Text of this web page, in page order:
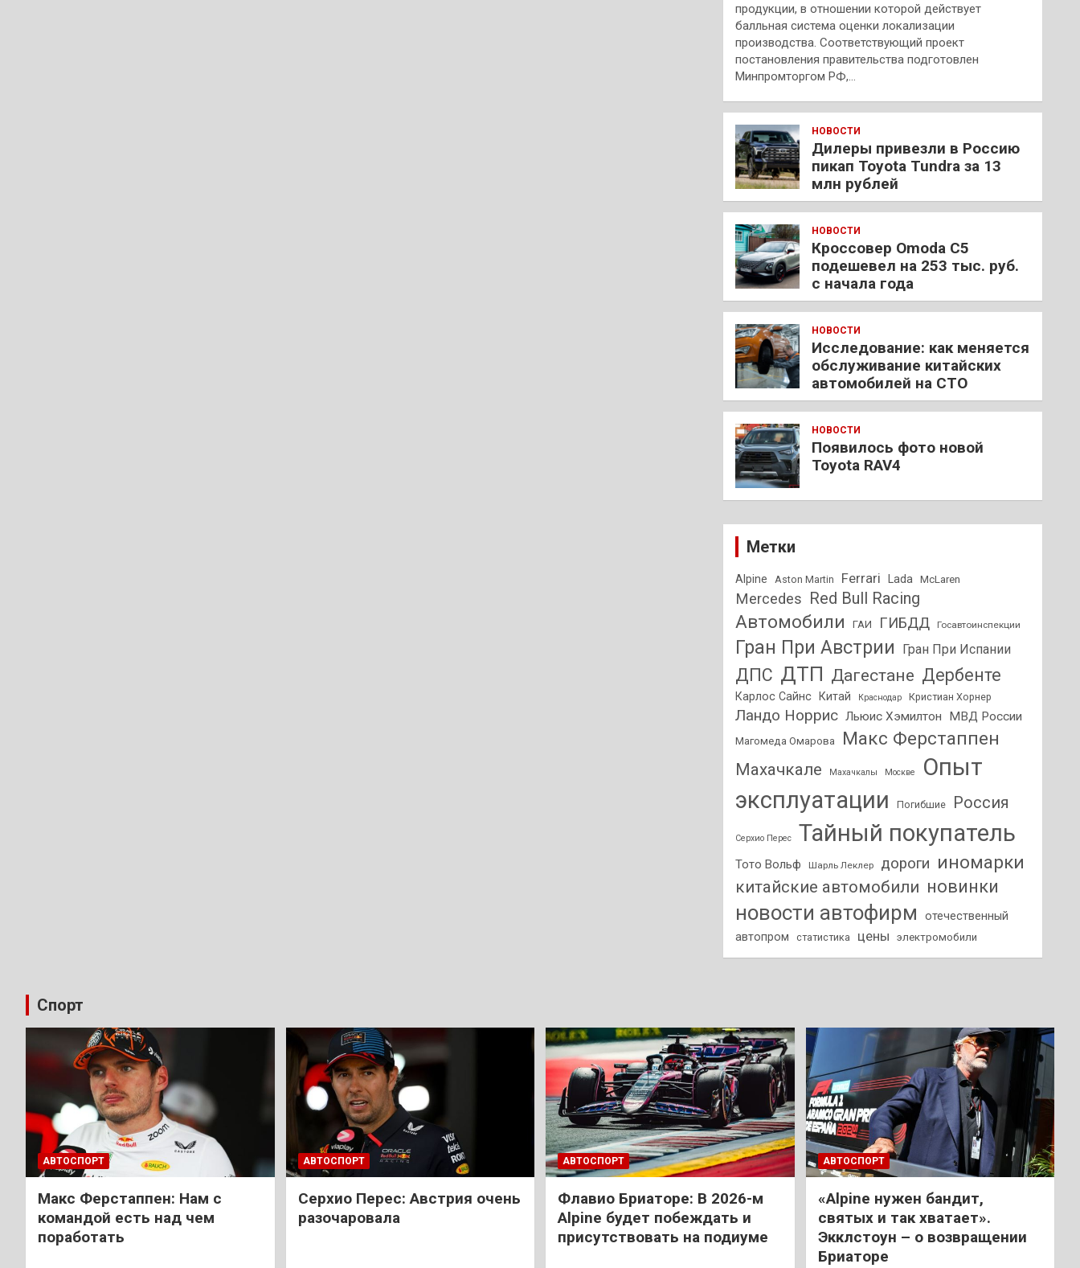
продукции, в отношении которой действует
балльная система оценки локализации
производства. Соответствующий проект
постановления правительства подготовлен
Минпромторгом РФ,…
НОВОСТИ
Дилеры привезли в Россию
пикап Toyota Tundra за 13
млн рублей
НОВОСТИ
Кроссовер Omoda C5
подешевел на 253 тыс. руб.
с начала года
НОВОСТИ
Исследование: как меняется
обслуживание китайских
автомобилей на СТО
НОВОСТИ
Появилось фото новой
Toyota RAV4
Метки
Alpine Aston Martin Ferrari Lada McLaren
Mercedes Red Bull Racing
Автомобили ГАИ ГИБДД Госавтоинспекции
Гран При Австрии Гран При Испании
ДПС ДТП Дагестане Дербенте
Карлос Сайнс Китай Краснодар Кристиан Хорнер
Ландо Норрис Льюис Хэмилтон МВД России
Магомеда Омарова Макс Ферстаппен
Махачкале Махачкалы Москве
Опыт
эксплуатации
Погибшие Россия
Серхио Перес Тайный покупатель
Тото Вольф Шарль Леклер дороги иномарки
китайские автомобили новинки
новости автофирм
отечественный
автопром
статистика цены электромобили
Спорт
АВТОСПОРТ
Макс Ферстаппен: Нам с
командой есть над чем
поработать
АВТОСПОРТ
Cерхио Перес: Австрия очень
разочаровала
АВТОСПОРТ
Флавио Бриаторе: В 2026-м
Alpine будет побеждать и
присутствовать на подиуме
АВТОСПОРТ
«Alpine нужен бандит,
святых и так хватает».
Экклстоун – о возвращении
Бриаторе